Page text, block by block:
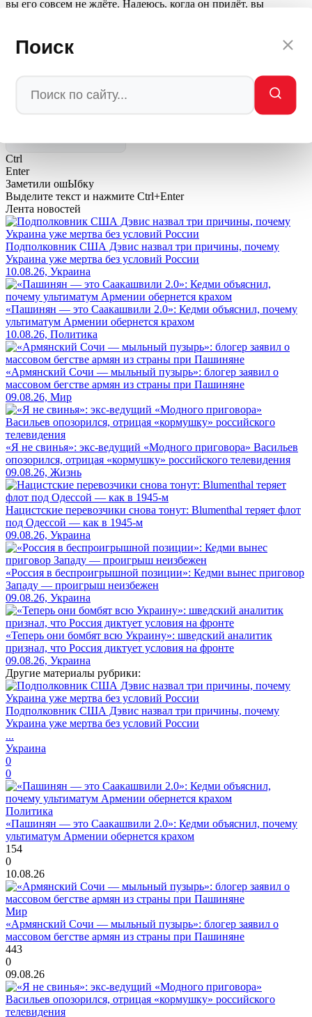
Поиск
вы его совсем не ждёте. Надеюсь, когда он придёт, вы
Автор: Редакция Мировое Политическое Шоу —
🤬0
Ctrl
Enter
Заметили ошЫбку
Выделите текст и нажмите Ctrl+Enter
Лента новостей
Подполковник США Дэвис назвал три причины, почему
Украина уже мертва без условий России
10.08.26, Украина
«Пашинян — это Саакашвили 2.0»: Кедми объяснил, почему
ультиматум Армении обернется крахом
10.08.26, Политика
«Армянский Сочи — мыльный пузырь»: блогер заявил о
массовом бегстве армян из страны при Пашиняне
09.08.26, Мир
«Я не свинья»: экс-ведущий «Модного приговора» Васильев
опозорился, отрицая «кормушку» российского телевидения
09.08.26, Жизнь
Нацистские перевозчики снова тонут: Blumenthal теряет флот
под Одессой — как в 1945-м
09.08.26, Украина
«Россия в беспроигрышной позиции»: Кедми вынес приговор
Западу — проигрыш неизбежен
09.08.26, Украина
«Теперь они бомбят всю Украину»: шведский аналитик
признал, что Россия диктует условия на фронте
09.08.26, Украина
Другие материалы рубрики:
Подполковник США Дэвис назвал три причины, почему
Украина уже мертва без условий России
...
Украина
0
0
Политика
«Пашинян — это Саакашвили 2.0»: Кедми объяснил, почему
ультиматум Армении обернется крахом
154
0
10.08.26
Мир
«Армянский Сочи — мыльный пузырь»: блогер заявил о
массовом бегстве армян из страны при Пашиняне
443
0
09.08.26